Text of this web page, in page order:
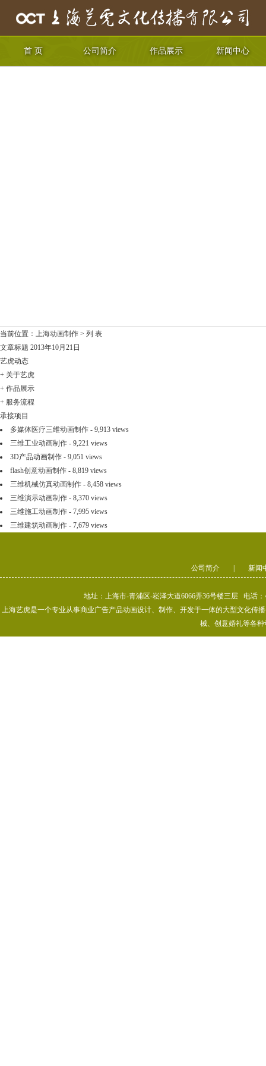
首 页 公司简介 作品展示 新闻中心
当前位置： 上海动画制作 > 列 表
文章标题 2013年10月21日
艺虎动态
+ 关于艺虎
+ 作品展示
+ 服务流程
承接项目
多媒体医疗三维动画制作 - 9,913 views
三维工业动画制作 - 9,221 views
3D产品动画制作 - 9,051 views
flash创意动画制作 - 8,819 views
三维机械仿真动画制作 - 8,458 views
三维演示动画制作 - 8,370 views
三维施工动画制作 - 7,995 views
三维建筑动画制作 - 7,679 views
公司简介 新闻
地址：上海市-青浦区-崧泽大道6066弄36号楼三层 电话
上海艺虎是一个专业从事商业广告产品动画设计、制作、开发于一体的大型文化传
械、创意婚礼等各